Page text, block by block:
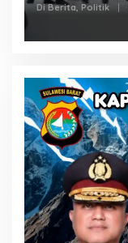
Di Berita, Politik |